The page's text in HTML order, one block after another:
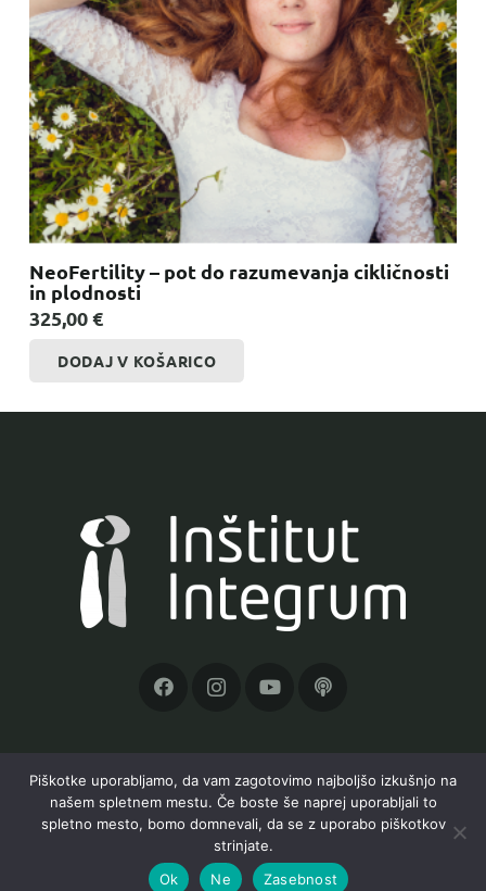
NeoFertility – pot do razumevanja cikličnosti
in plodnosti
325,00€
DODAJ V KOŠARICO
Inštitut Integrum, Orle 19a, 1291 Škofljica, TRR:
SI56 6100 0001 6597 823;
integrum.com ; 040 186 266
Piškotke uporabljamo, da vam zagotovimo najboljšo izkušnjo na
našem spletnem mestu. Če boste še naprej uporabljali to
spletno mesto, bomo domnevali, da se z uporabo piškotkov
strinjate.
Ok
Ne Zasebnost